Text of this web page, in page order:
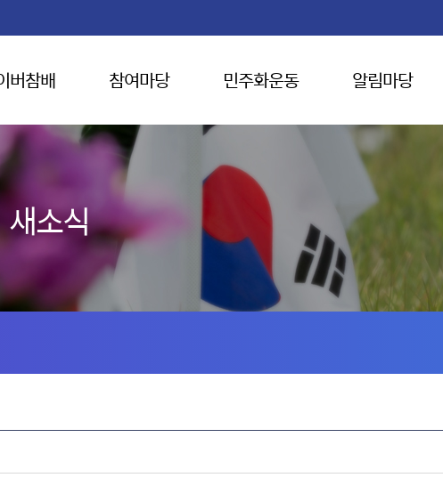
버참배 참여마당 민주화운동 알림마당
새소식